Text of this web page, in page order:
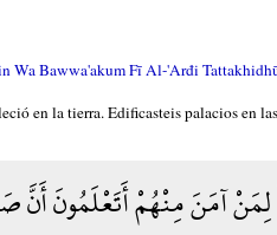
Bawwa'akum Fī Al-'Arđi
en la tierra. Edificasteis palacios en
آمَنَ مِنْهُمْ أَتَعْلَمُونَ أَنَّ